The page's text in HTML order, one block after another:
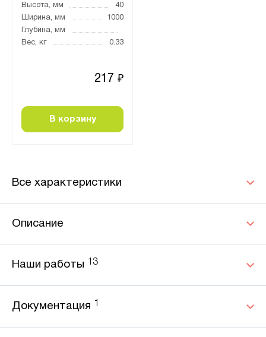
Высота, мм
40
Ширина, мм
1000
Глубина, мм
Вес, кг
0.33
217 ₽
В корзину
Все характеристики
Описание
Наши работы 13
Документация